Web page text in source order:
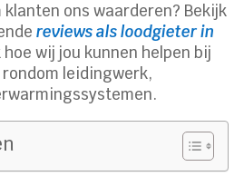
ons waarderen? Bekijk
reviews als loodgieter in
wij jou kunnen helpen bij
leidingwerk,